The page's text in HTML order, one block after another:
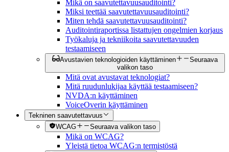
Mikä on saavutettavuusauditointi?
Miksi teettää saavutettavuusauditointi?
Miten tehdä saavutettavuusauditointi?
Auditointiraportissa listattujen ongelmien korjaus
Työkaluja ja tekniikoita saavutettavuuden
testaamiseen
Avustavien teknologioiden käyttäminen
Seuraava
valikon taso
Mitä ovat avustavat teknologiat?
Mitä ruudunlukijaa käyttää testaamiseen?
NVDA:n käyttäminen
VoiceOverin käyttäminen
Tekninen saavutettavuus
WCAG
Seuraava valikon taso
Mikä on WCAG?
Yleistä tietoa WCAG:n termistöstä